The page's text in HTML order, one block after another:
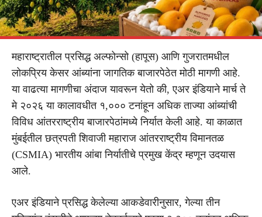
महाराष्ट्रातील प्रसिद्ध अल्फोन्सो (हापूस) आणि गुजरातमधील
लोकप्रिय केसर आंब्यांना जागतिक बाजारपेठेत मोठी मागणी आहे.
या वाढत्या मागणीचा अंदाज यावरून येतो की, एअर इंडियाने मार्च ते
मे २०२६ या कालावधीत १,००० टनांहून अधिक ताज्या आंब्यांची
विविध आंतरराष्ट्रीय बाजारपेठांमध्ये निर्यात केली आहे. या काळात
मुंबईतील छत्रपती शिवाजी महाराज आंतरराष्ट्रीय विमानतळ
(CSMIA) भारतीय आंबा निर्यातीचे प्रमुख केंद्र म्हणून उदयास
आले.
एअर इंडियाने प्रसिद्ध केलेल्या आकडेवारीनुसार, गेल्या तीन